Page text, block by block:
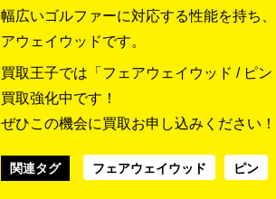
幅広いゴルファーに対応する性能を持ち
アウェイウッドです。
買取王子では「フェアウェイウッド / ピ
買取強化中です！
ぜひこの機会に買取お申し込みください！
関連タグ フェアウェイウッド ピン